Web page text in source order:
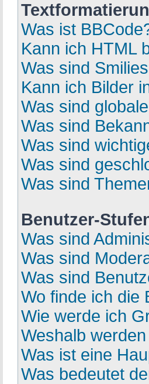
Was ist
Kann ich HTML
Was sind
Kann ich Bilder
Was sind
Was sind
Was sind
Was sind
Was sind
Benutzer-
Was sind
Was sind
Was sind
Wo finde ich die
Wie werde ich
Weshalb
Was ist eine
Was bedeutet